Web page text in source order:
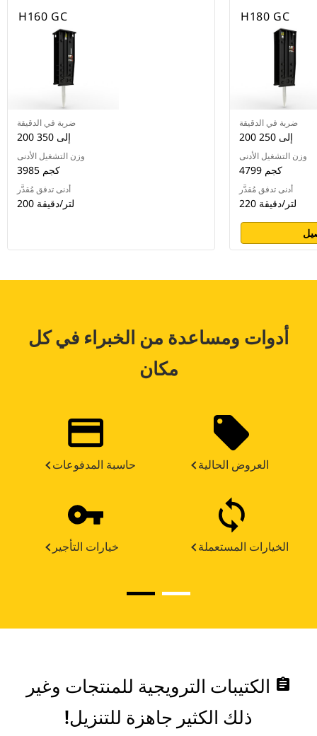
H160 GC
ضربة في الدقيقة
200 إلى 350
وزن التشغيل الأدنى
3985 كجم
أدنى تدفق مُقدَّر
200 لتر/دقيقة
H180 GC
ضربة في الدقيقة
200 إلى 250
وزن التشغيل الأدنى
4799 كجم
أدنى تدفق مُقدَّر
220 لتر/دقيقة
أدوات ومساعدة من الخبراء في كل
مكان
حاسبة المدفوعات العروض الحالية
خيارات التأجير الخيارات المستعملة
assignment الكتيبات الترويجية للمنتجات وغير
ذلك الكثير جاهزة للتنزيل!